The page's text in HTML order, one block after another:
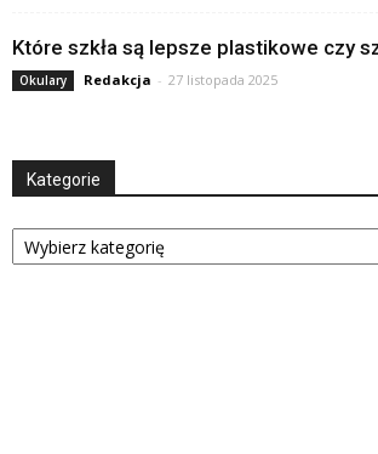
Które szkła są lepsze plastikowe czy
Okulary Redakcja - 27 listopada 2025
Kategorie
Kategorie